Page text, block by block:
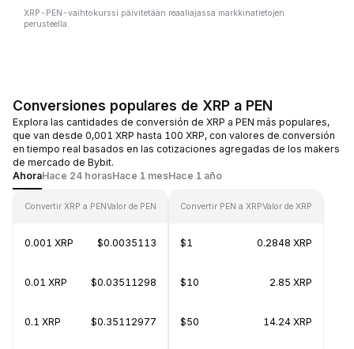
XRP-PEN-vaihtokurssi päivitetään reaaliajassa markkinatietojen
perusteella.
Conversiones populares de XRP a PEN
Explora las cantidades de conversión de XRP a PEN más populares,
que van desde 0,001 XRP hasta 100 XRP, con valores de conversión
en tiempo real basados en las cotizaciones agregadas de los makers
de mercado de Bybit.
AhoraHace 24 horasHace 1 mesHace 1 año
Convertir XRP a PENValor de PEN
0.001 XRP $0.0035113
0.01 XRP $0.03511298
0.1 XRP $0.35112977
Convertir PEN a XRPValor de XRP
$1 0.2848 XRP
$10 2.85 XRP
$50 14.24 XRP